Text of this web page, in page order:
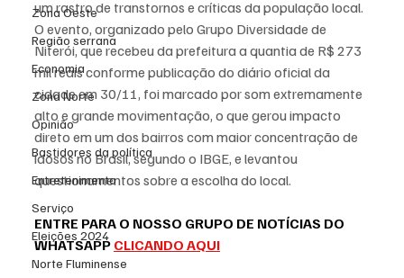
Zona Oeste
Região serrana
Economia
Zona Norte
Opinião
Bastidores da política
Entretenimento
Serviço
Eleições 2024
Norte Fluminense
um rastro de transtornos e críticas da população local.
O evento, organizado pelo Grupo Diversidade de
Niterói, que recebeu da prefeitura a quantia de R$ 273
mil reais conforme publicação do diário oficial da
cidade em 30/11, foi marcado por som extremamente
alto e grande movimentação, o que gerou impacto
direto em um dos bairros com maior concentração de
idosos no Brasil, segundo o IBGE, e levantou
questionamentos sobre a escolha do local.
ENTRE PARA O NOSSO GRUPO DE NOTÍCIAS DO
WHATSAPP CLICANDO AQUI